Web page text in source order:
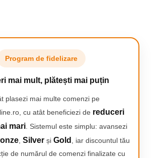
Biciclete
REDUCE IRITATIA
Aparatul de ras pentru barbati
Gillette SkinGuard Sensitive a
fost conceput pentru a
minimiza contactul lamei cu
pielea predispusa la iritatii.
Program de fidelizare
mai mult, plătești mai puțin
plasezi mai multe comenzi pe
cu atât beneficiezi de reduceri
mari. Sistemul este simplu: avansezi
Silver și Gold
, iar discountul tău
de numărul de comenzi finalizate cu